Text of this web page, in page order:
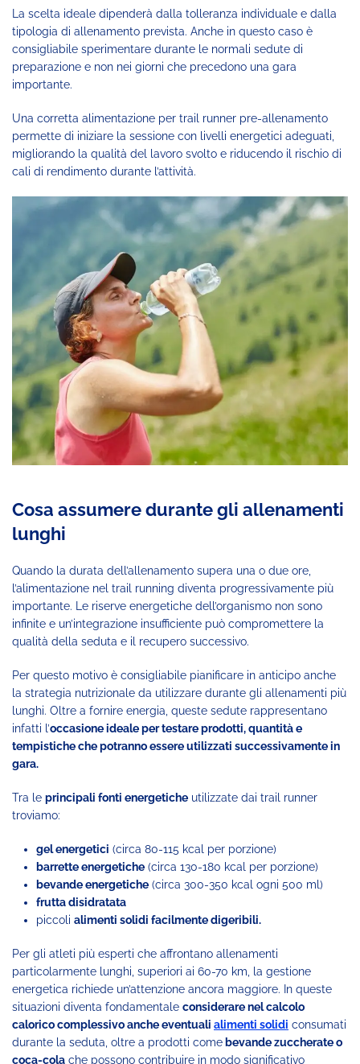
La scelta ideale dipenderà dalla tolleranza individuale e dalla
tipologia di allenamento prevista. Anche in questo caso è
consigliabile sperimentare durante le normali sedute di
preparazione e non nei giorni che precedono una gara
importante.
Una corretta alimentazione per trail runner pre-allenamento
permette di iniziare la sessione con livelli energetici adeguati,
migliorando la qualità del lavoro svolto e riducendo il rischio di
cali di rendimento durante l’attività.
Cosa assumere durante gli allenamenti
lunghi
Quando la durata dell’allenamento supera una o due ore,
l’alimentazione nel trail running diventa progressivamente più
importante. Le riserve energetiche dell’organismo non sono
infinite e un’integrazione insufficiente può compromettere la
qualità della seduta e il recupero successivo.
Per questo motivo è consigliabile pianificare in anticipo anche
la strategia nutrizionale da utilizzare durante gli allenamenti più
lunghi. Oltre a fornire energia, queste sedute rappresentano
infatti l’occasione ideale per testare prodotti, quantità e
tempistiche che potranno essere utilizzati successivamente in
gara.
Tra le principali fonti energetiche utilizzate dai trail runner
troviamo:
gel energetici (circa 80-115 kcal per porzione)
barrette energetiche (circa 130-180 kcal per porzione)
bevande energetiche (circa 300-350 kcal ogni 500 ml)
frutta disidratata
piccoli alimenti solidi facilmente digeribili.
Per gli atleti più esperti che affrontano allenamenti
particolarmente lunghi, superiori ai 60-70 km, la gestione
energetica richiede un’attenzione ancora maggiore. In queste
situazioni diventa fondamentale considerare nel calcolo
calorico complessivo anche eventuali alimenti solidi consumati
durante la seduta, oltre a prodotti come bevande zuccherate o
coca-cola che possono contribuire in modo significativo